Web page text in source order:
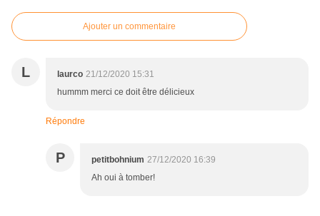
Ajouter un commentaire
L laurco 21/12/2020 15:31
hummm merci ce doit être délicieux
Répondre
P petitbohnium 27/12/2020 16:39
Ah oui à tomber!